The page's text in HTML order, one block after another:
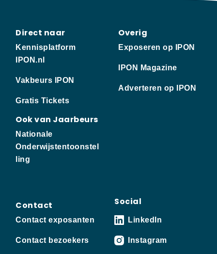
Direct naar
Kennisplatform
IPON.nl
Vakbeurs IPON
Gratis Tickets
Ook van Jaarbeurs
Nationale
Onderwijstentoonstel
ling
Overig
Exposeren op IPON
IPON Magazine
Adverteren op IPON
Contact
Contact exposanten
Contact bezoekers
Social
LinkedIn
Instagram